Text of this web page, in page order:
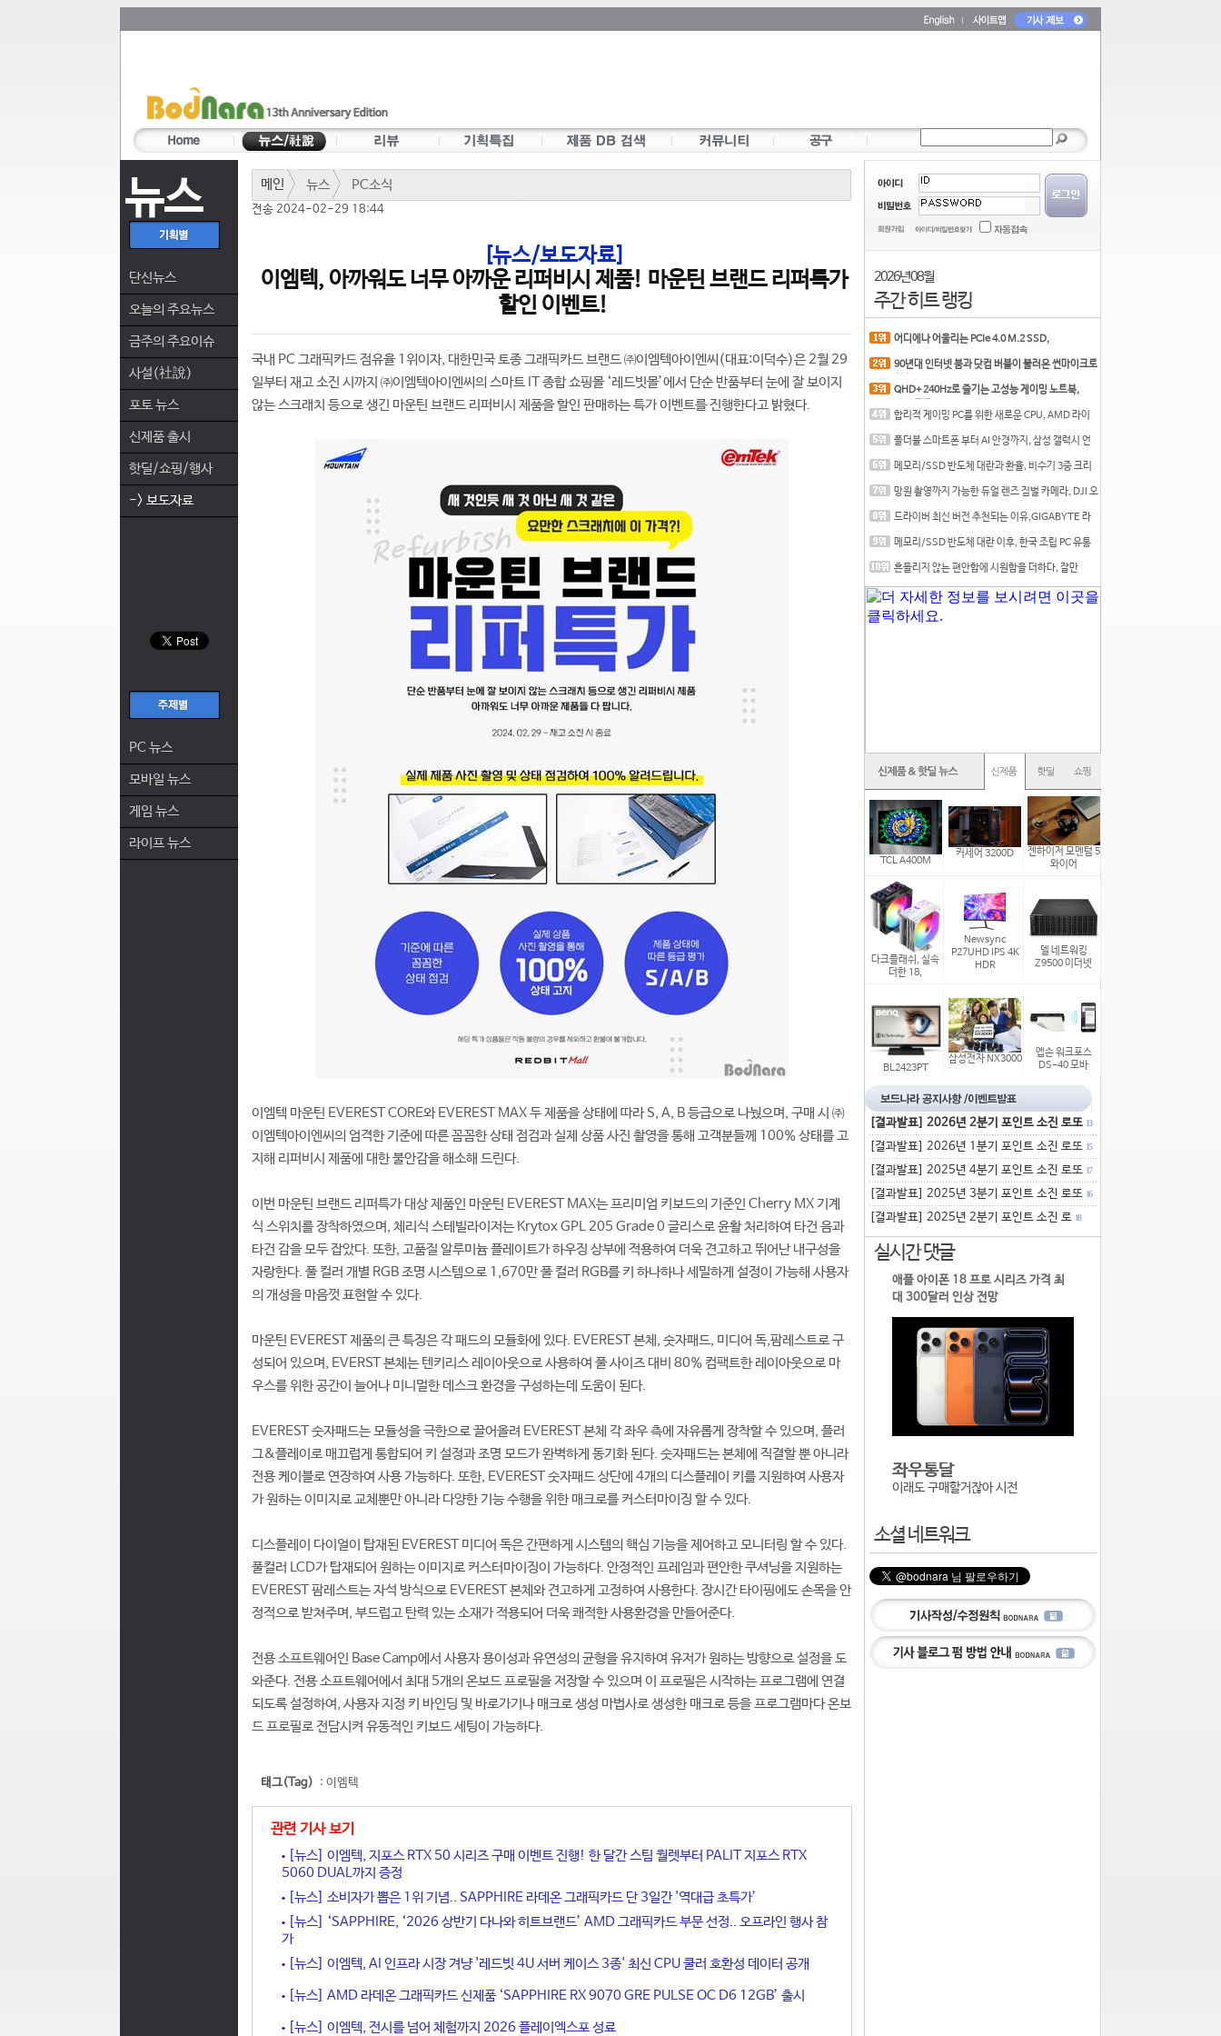
뉴스
단신뉴스
오늘의 주요뉴스
금주의 주요이슈
사설(社說)
포토 뉴스
신제품 출시
핫딜/쇼핑/행사
-> 보도자료
PC 뉴스
모바일 뉴스
게임 뉴스
라이프 뉴스
메인 뉴스 PC소식
전송 2024-02-29 18:44
[뉴스/보도자료]
이엠텍, 아까워도 너무 아까운 리퍼비시 제품! 마운틴 브랜드 리퍼특가
할인 이벤트!
국내 PC 그래픽카드 점유율 1위이자, 대한민국 토종 그래픽카드 브랜드 ㈜이엠텍아이엔씨(대표:이덕수)은 2월 29
일부터 재고 소진 시까지 ㈜이엠텍아이엔씨의 스마트 IT 종합 쇼핑몰 ‘레드빗몰’에서 단순 반품부터 눈에 잘 보이지
않는 스크래치 등으로 생긴 마운틴 브랜드 리퍼비시 제품을 할인 판매하는 특가 이벤트를 진행한다고 밝혔다.
이엠텍 마운틴 EVEREST CORE와 EVEREST MAX 두 제품을 상태에 따라 S, A, B 등급으로 나눴으며, 구매 시 ㈜
이엠텍아이엔씨의 엄격한 기준에 따른 꼼꼼한 상태 점검과 실제 상품 사진 촬영을 통해 고객분들께 100% 상태를 고
지해 리퍼비시 제품에 대한 불안감을 해소해 드린다.
이번 마운틴 브랜드 리퍼특가 대상 제품인 마운틴 EVEREST MAX는 프리미엄 키보드의 기준인 Cherry MX 기계
식 스위치를 장착하였으며, 체리식 스테빌라이저는 Krytox GPL 205 Grade 0 글리스로 윤활 처리하여 타건 음과
타건 감을 모두 잡았다. 또한, 고품질 알루미늄 플레이트가 하우징 상부에 적용하여 더욱 견고하고 뛰어난 내구성을
자랑한다. 풀 컬러 개별 RGB 조명 시스템으로 1,670만 풀 컬러 RGB를 키 하나하나 세밀하게 설정이 가능해 사용자
의 개성을 마음껏 표현할 수 있다.
마운틴 EVEREST 제품의 큰 특징은 각 패드의 모듈화에 있다. EVEREST 본체, 숫자패드, 미디어 독,팜레스트로 구
성되어 있으며, EVERST 본체는 텐키리스 레이아웃으로 사용하여 풀 사이즈 대비 80% 컴팩트한 레이아웃으로 마
우스를 위한 공간이 늘어나 미니멀한 데스크 환경을 구성하는데 도움이 된다.
EVEREST 숫자패드는 모듈성을 극한으로 끌어올려 EVEREST 본체 각 좌우 측에 자유롭게 장착할 수 있으며, 플러
그&플레이로 매끄럽게 통합되어 키 설정과 조명 모드가 완벽하게 동기화 된다. 숫자패드는 본체에 직결할 뿐 아니라
전용 케이블로 연장하여 사용 가능하다. 또한, EVEREST 숫자패드 상단에 4개의 디스플레이 키를 지원하여 사용자
가 원하는 이미지로 교체뿐만 아니라 다양한 기능 수행을 위한 매크로를 커스터마이징 할 수 있다.
디스플레이 다이얼이 탑재된 EVEREST 미디어 독은 간편하게 시스템의 핵심 기능을 제어하고 모니터링 할 수 있다.
풀컬러 LCD가 탑재되어 원하는 이미지로 커스터마이징이 가능하다. 안정적인 프레임과 편안한 쿠셔닝을 지원하는
EVEREST 팜레스트는 자석 방식으로 EVEREST 본체와 견고하게 고정하여 사용한다. 장시간 타이핑에도 손목을 안
정적으로 받쳐주며, 부드럽고 탄력 있는 소재가 적용되어 더욱 쾌적한 사용환경을 만들어준다.
전용 소프트웨어인 Base Camp에서 사용자 용이성과 유연성의 균형을 유지하여 유저가 원하는 방향으로 설정을 도
와준다. 전용 소프트웨어에서 최대 5개의 온보드 프로필을 저장할 수 있으며 이 프로필은 시작하는 프로그램에 연결
되도록 설정하여, 사용자 지정 키 바인딩 및 바로가기나 매크로 생성 마법사로 생성한 매크로 등을 프로그램마다 온보
드 프로필로 전담시켜 유동적인 키보드 세팅이 가능하다.
태그(Tag) : 이엠텍
관련 기사 보기
[뉴스] 이엠텍, 지포스 RTX 50 시리즈 구매 이벤트 진행! 한 달간 스팀 월렛부터 PALIT 지포스 RTX
5060 DUAL까지 증정
[뉴스] 소비자가 뽑은 1위 기념.. SAPPHIRE 라데온 그래픽카드 단 3일간 '역대급 초특가’
[뉴스] ‘SAPPHIRE, ‘2026 상반기 다나와 히트브랜드’ AMD 그래픽카드 부문 선정.. 오프라인 행사 참
가
[뉴스] 이엠텍, AI 인프라 시장 겨냥 '레드빗 4U 서버 케이스 3종' 최신 CPU 쿨러 호환성 데이터 공개
[뉴스] AMD 라데온 그래픽카드 신제품 ‘SAPPHIRE RX 9070 GRE PULSE OC D6 12GB’ 출시
[뉴스] 이엠텍, 전시를 넘어 체험까지 2026 플레이엑스포 성료
2026년 08월
주간 히트 랭킹
어디에나 어울리는 PCIe 4.0 M.2 SSD,
90년대 인터넷 붐과 닷컴 버블이 불러온 썬마이크로
QHD+ 240Hz로 즐기는 고성능 게이밍 노트북,
합리적 게이밍 PC를 위한 새로운 CPU, AMD 라이
폴더블 스마트폰 부터 AI 안경까지, 삼성 갤럭시 언
메모리/SSD 반도체 대란과 환율, 비수기 3중 크리
망원 촬영까지 가능한 듀얼 렌즈 짐벌 카메라, DJI 오
드라이버 최신 버전 추천되는 이유,GIGABYTE 라
메모리/SSD 반도체 대란 이후, 한국 조립 PC 유통
흔들리지 않는 편안함에 시원함을 더하다, 잘만
TCL A400M
커세어 3200D
젠하이저 모멘텀 5
와이어
다크플래쉬, 실속
더한 18,
Newsync
P27UHD IPS 4K
HDR
델 네트워킹
Z9500 이더넷
BL2423PT
삼성전자 NX3000
엡손 워크포스
DS-40 모바
[결과발표] 2026년 2분기 포인트 소진 로또 13
[결과발표] 2026년 1분기 포인트 소진 로또 15
[결과발표] 2025년 4분기 포인트 소진 로또 17
[결과발표] 2025년 3분기 포인트 소진 로또 16
[결과발표] 2025년 2분기 포인트 소진 로 18
실시간 댓글
애플 아이폰 18 프로 시리즈 가격 최
대 300달러 인상 전망
좌우통달
이래도 구매할거잖아 시전
소셜 네트워크